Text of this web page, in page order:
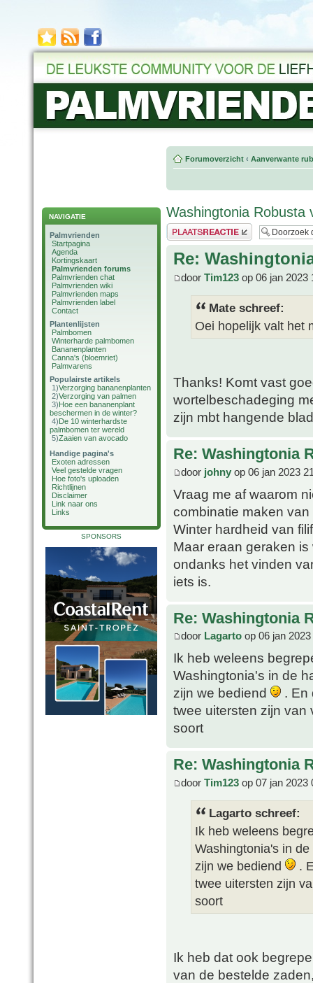
NAVIGATIE
Palmvrienden
Startpagina
Agenda
Kortingskaart
Palmvrienden forums
Palmvrienden chat
Palmvrienden wiki
Palmvrienden maps
Palmvrienden label
Contact
Plantenlijsten
Palmbomen
Winterharde palmbomen
Bananenplanten
Canna's (bloemriet)
Palmvarens
Populairste artikels
1)Verzorging bananenplanten
2)Verzorging van palmen
3)Hoe een bananenplant
beschermen in de winter?
4)De 10 winterhardste
palmbomen ter wereld
5)Zaaien van avocado
Handige pagina's
Exoten adressen
Veel gestelde vragen
Hoe foto's uploaden
Richtlijnen
Disclaimer
Link naar ons
Links
SPONSORS
Forumoverzicht ‹ Aanverwante
Washingtonia Robusta
Plaats een reactie
Re:
door Tim123 op 06 jan 2023
Mate schreef:
Oei hopelijk valt het
Thanks! Komt vast
wortelbeschadeging
zijn mbt hangende
Re: Washingtonia
door johny op 06 jan 2023
Vraag me af waarom
combinatie maken
Winter hardheid van
Maar eraan geraken
ondanks het vinden
iets is.
Re: Washingtonia
door Lagarto op 06 jan
Ik heb weleens
Washingtonia's in de
zijn we bediend
. En
twee uitersten zijn
soort
Re: Washingtonia
door Tim123 op 07 jan 2023
Lagarto schreef:
Ik heb weleens
Washingtonia's in
zijn we bediend
.
twee uitersten zijn
soort
Ik heb dat ook
van de bestelde